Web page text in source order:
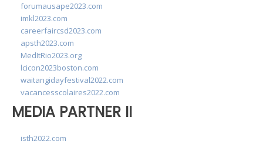
forumausape2023.com
imkl2023.com
careerfaircsd2023.com
apsth2023.com
MedItRio2023.org
lcicon2023boston.com
waitangidayfestival2022.com
vacancesscolaires2022.com
MEDIA PARTNER II
isth2022.com